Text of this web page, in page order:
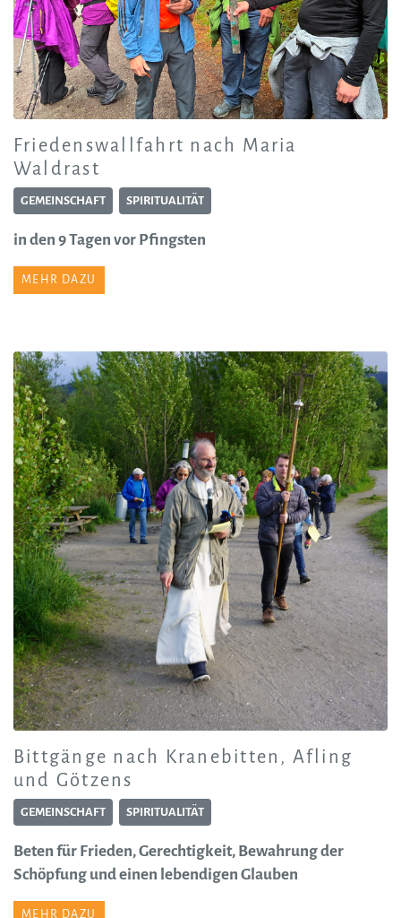
Friedenswallfahrt nach Maria
Waldrast
GEMEINSCHAFT SPIRITUALITÄT
in den 9 Tagen vor Pfingsten
MEHR DAZU
Bittgänge nach Kranebitten, Afling
und Götzens
GEMEINSCHAFT SPIRITUALITÄT
Beten für Frieden, Gerechtigkeit, Bewahrung der
Schöpfung und einen lebendigen Glauben
MEHR DAZU